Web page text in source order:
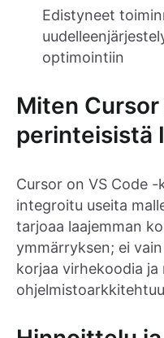
Edistyneet
optimointiin
Miten Cursor
perinteisistä
Cursor on VS Code
integroitu useita
tarjoaa laajemman
ymmärryksen; ei
korjaa virhekoodia ja